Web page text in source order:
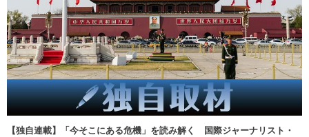
【独自連載】「今そこにある危機」を読み解く 国際ジャーナリスト・